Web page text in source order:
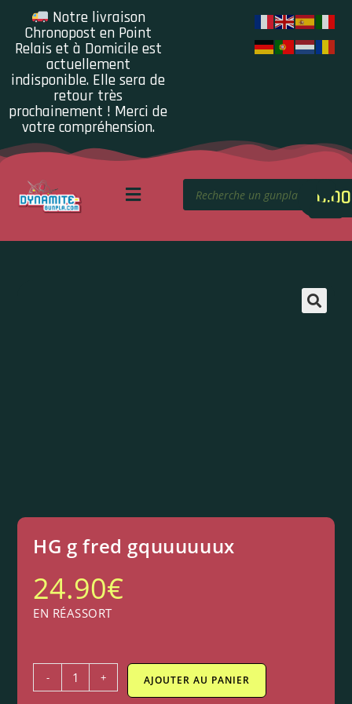
Notre livraison
Chronopost en Point
Relais et à Domicile est
actuellement
indisponible. Elle sera de
retour très
prochainement ! Merci de
votre compréhension.
0.00
HG g fred gquuuuuux
24.90€
EN RÉASSORT
- + AJOUTER AU PANIER